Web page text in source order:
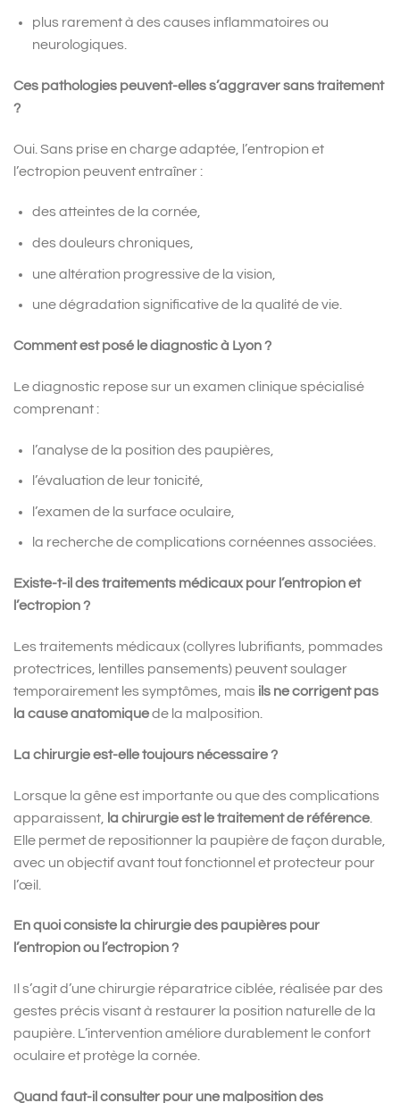
plus rarement à des causes inflammatoires ou
neurologiques.
Ces pathologies peuvent-elles s’aggraver sans traitement
?
Oui. Sans prise en charge adaptée, l’entropion et
l’ectropion peuvent entraîner :
des atteintes de la cornée,
des douleurs chroniques,
une altération progressive de la vision,
une dégradation significative de la qualité de vie.
Comment est posé le diagnostic à Lyon ?
Le diagnostic repose sur un examen clinique spécialisé
comprenant :
l’analyse de la position des paupières,
l’évaluation de leur tonicité,
l’examen de la surface oculaire,
la recherche de complications cornéennes associées.
Existe-t-il des traitements médicaux pour l’entropion et
l’ectropion ?
Les traitements médicaux (collyres lubrifiants, pommades
protectrices, lentilles pansements) peuvent soulager
temporairement les symptômes, mais ils ne corrigent pas
la cause anatomiquede la malposition.
La chirurgie est-elle toujours nécessaire ?
Lorsque la gêne est importante ou que des complications
apparaissent, la chirurgie est le traitement de référence
Elle permet de repositionner la paupière de façon durable,
avec un objectif avant tout fonctionnel et protecteur pour
l’œil.
En quoi consiste la chirurgie des paupières pour
l’entropion ou l’ectropion ?
Il s’agit d’une chirurgie réparatrice ciblée, réalisée par des
gestes précis visant à restaurer la position naturelle de la
paupière. L’intervention améliore durablement le confort
oculaire et protège la cornée.
Quand faut-il consulter pour une malposition des